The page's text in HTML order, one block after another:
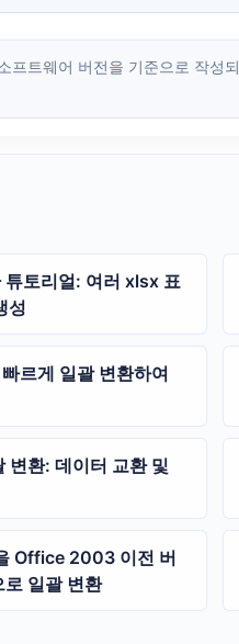
토리얼: 여러 xlsx 표
성
르게 일괄 변환하여
변환: 데이터 교환 및
Office 2003 이전 버
로 일괄 변환